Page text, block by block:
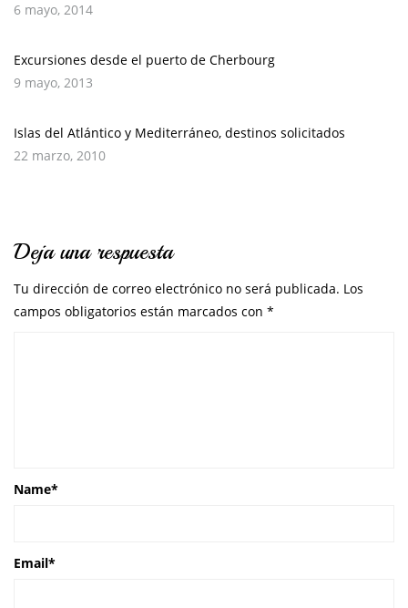
6 mayo, 2014
Excursiones desde el puerto de Cherbourg
9 mayo, 2013
Islas del Atlántico y Mediterráneo, destinos solicitados
22 marzo, 2010
Deja una respuesta
Tu dirección de correo electrónico no será publicada. Los
campos obligatorios están marcados con *
Name*
Email*